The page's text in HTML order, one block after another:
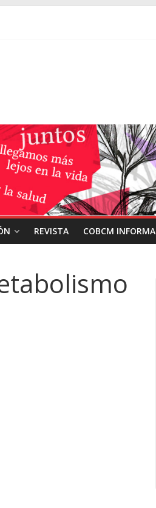
REVISTA COBCM INFORMA